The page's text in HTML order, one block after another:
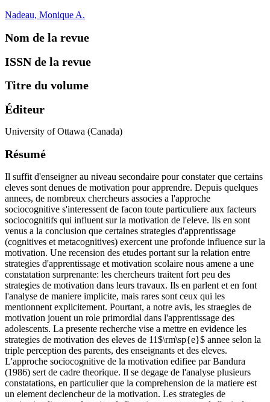
Nadeau, Monique A.
Nom de la revue
ISSN de la revue
Titre du volume
Éditeur
University of Ottawa (Canada)
Résumé
Il suffit d'enseigner au niveau secondaire pour constater que certains
eleves sont denues de motivation pour apprendre. Depuis quelques
annees, de nombreux chercheurs associes a l'approche
sociocognitive s'interessent de facon toute particuliere aux facteurs
sociocognitifs qui influent sur la motivation de l'eleve. Ils en sont
venus a la conclusion que certaines strategies d'apprentissage
(cognitives et metacognitives) exercent une profonde influence sur la
motivation. Une recension des etudes portant sur la relation entre
strategies d'apprentissage et motivation scolaire nous amene a une
constatation surprenante: les chercheurs traitent fort peu des
strategies de motivation dans leurs travaux. Ils en parlent et en font
l'analyse de maniere implicite, mais rares sont ceux qui les
mentionnent explicitement. Pourtant, a notre avis, les straegies de
motivation jouent un role primordial dans l'apprentissage des
adolescents. La presente recherche vise a mettre en evidence les
strategies de motivation des eleves de 11$\rm\sp{e}$ annee selon la
triple perception des parents, des enseignants et des eleves.
L'approche sociocognitive de la motivation edifiee par Bandura
(1986) sert de cadre theorique. Il se degage de l'analyse plusieurs
constatations, en particulier que la comprehension de la matiere est
un element declencheur de la motivation. Les strategies de